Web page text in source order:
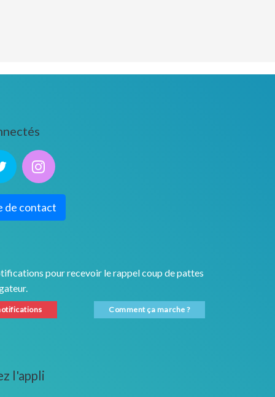
de contact
pour recevoir le rappel coup de pattes
Comment ça marche ?
l'appli